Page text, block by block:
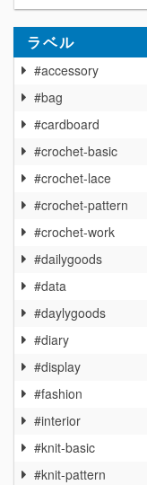
ラベル
#accessory
#bag
#cardboard
#crochet-basic
#crochet-lace
#crochet-pattern
#crochet-work
#dailygoods
#data
#daylygoods
#diary
#display
#fashion
#interior
#knit-basic
#knit-pattern